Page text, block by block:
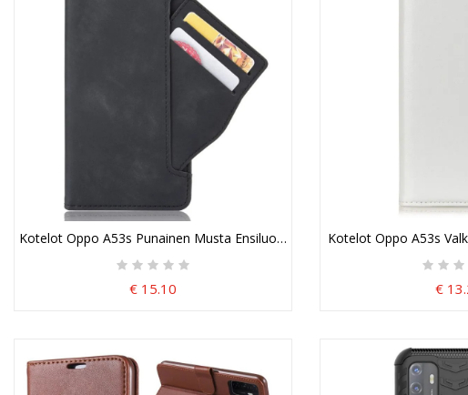
Kotelot Oppo A53s Punainen Musta Ensiluokkainen Monikortti
€ 15.10
Kotelot Oppo A53s
€